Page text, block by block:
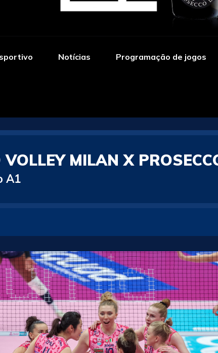
Notícias Programação de jogos
MILAN X
A1